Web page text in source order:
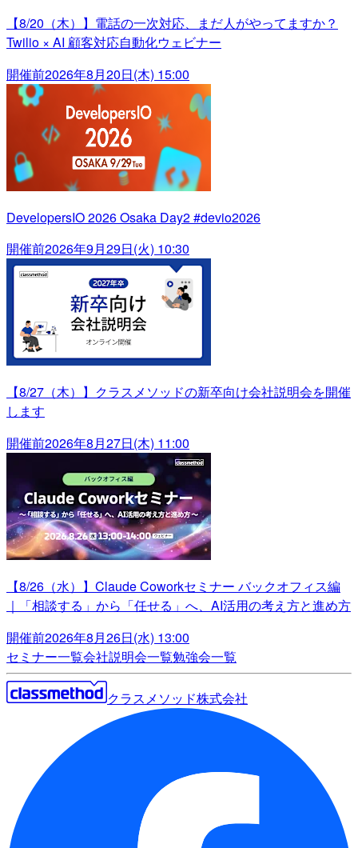
【8/20（木）】電話の一次対応、まだ人がやってますか？
Twilio × AI 顧客対応自動化ウェビナー
開催前2026年8月20日(木) 15:00
DevelopersIO 2026 Osaka Day2 #devio2026
開催前2026年9月29日(火) 10:30
【8/27（木）】クラスメソッドの新卒向け会社説明会を開催
します
開催前2026年8月27日(木) 11:00
【8/26（水）】Claude Coworkセミナー バックオフィス編
｜「相談する」から「任せる」へ、AI活用の考え方と進め方
開催前2026年8月26日(水) 13:00
セミナー一覧会社説明会一覧勉強会一覧
クラスメソッド株式会社